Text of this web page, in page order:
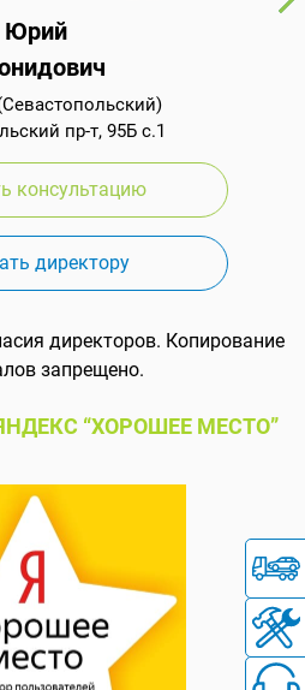
Юрий
пр-т, 95Б с.1
консультацию
директору
директоров. Копирование
запрещено.
“ХОРОШЕЕ МЕСТО”